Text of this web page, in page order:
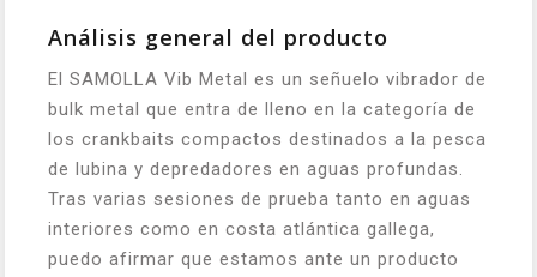
Análisis general del producto
El SAMOLLA Vib Metal es un señuelo vibrador de
bulk metal que entra de lleno en la categoría de
los crankbaits compactos destinados a la pesca
de lubina y depredadores en aguas profundas.
Tras varias sesiones de prueba tanto en aguas
interiores como en costa atlántica gallega,
puedo afirmar que estamos ante un producto